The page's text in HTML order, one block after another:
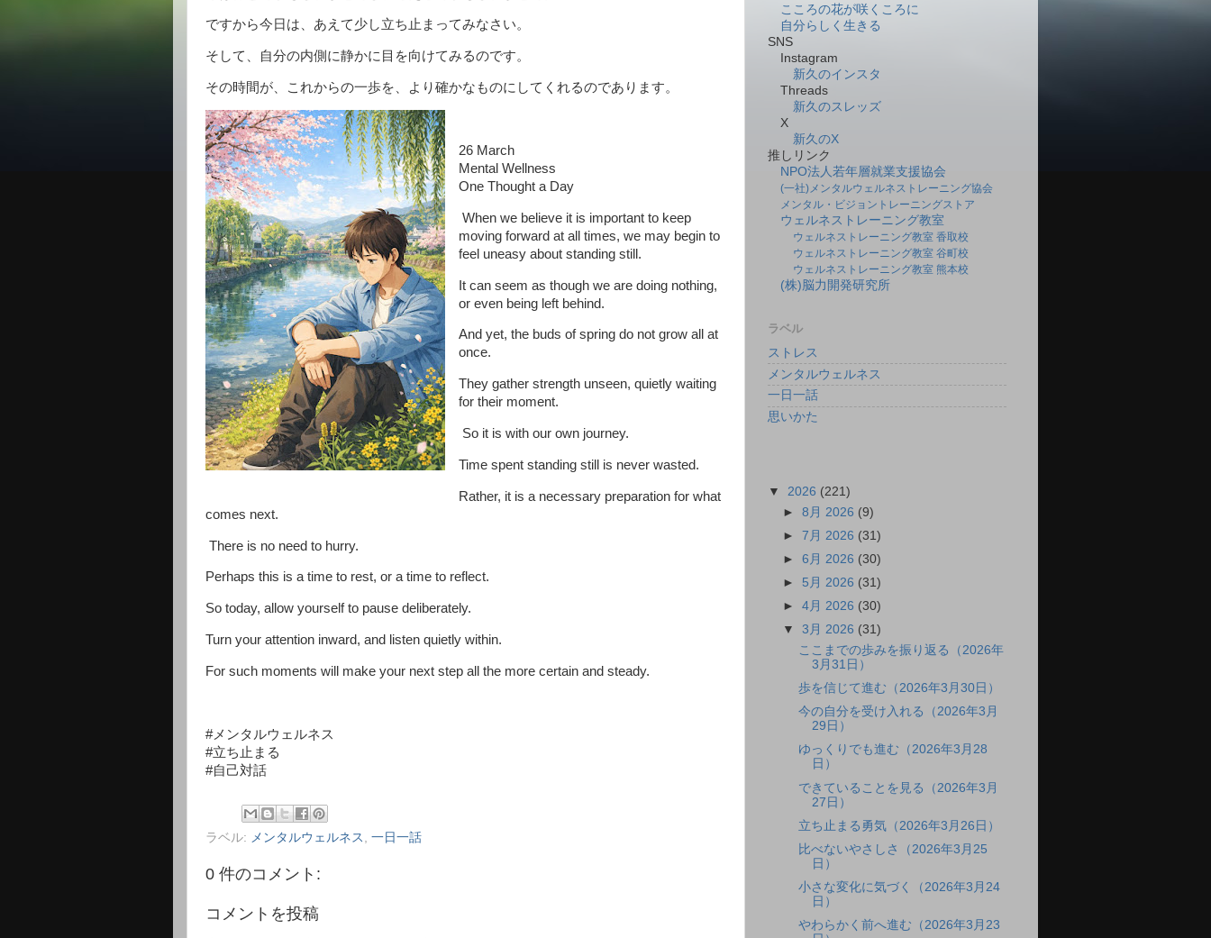
ですから今日は、あえて少し立ち止まってみなさい。
そして、自分の内側に静かに目を向けてみるのです。
その時間が、これからの一歩を、より確かなものにしてくれるのであります。
26 March
Mental Wellness
One Thought a Day
When we believe it is important to keep
moving forward at all times, we may begin to
feel uneasy about standing still.
It can seem as though we are doing nothing,
or even being left behind.
And yet, the buds of spring do not grow all at
once.
They gather strength unseen, quietly waiting
for their moment.
So it is with our own journey.
Time spent standing still is never wasted.
Rather, it is a necessary preparation for what
comes next.
There is no need to hurry.
Perhaps this is a time to rest, or a time to reflect.
So today, allow yourself to pause deliberately.
Turn your attention inward, and listen quietly within.
For such moments will make your next step all the more certain and steady.
#メンタルウェルネス
#立ち止まる
#自己対話
ラベル: メンタルウェルネス 一日一話
0 件のコメント:
コメントを投稿
こころの花が咲くころに
自分らしく生きる
SNS
Instagram
新久のインスタ
Threads
新久のスレッズ
X
新久のX
推しリンク
NPO法人若年層就業支援協会
(一社)メンタルウェルネストレーニング協会
メンタル・ビジョントレーニングストア
ウェルネストレーニング教室
ウェルネストレーニング教室 香取校
ウェルネストレーニング教室 谷町校
ウェルネストレーニング教室 熊本校
(株)脳力開発研究所
ラベル
ストレス
メンタルウェルネス
一日一話
思いかた
▼ 2026 (221)
►8月 2026 (9)
►7月 2026 (31)
►6月 2026 (30)
► 5月 2026 (31)
►4月 2026 (30)
▼3月 2026 (31)
ここまでの歩みを振り返る（2026年
3月31日）
歩を信じて進む（2026年3月30日）
今の自分を受け入れる（2026年3月
29日）
ゆっくりでも進む（2026年3月28
日）
できていることを見る（2026年3月
27日）
立ち止まる勇気（2026年3月26日）
比べないやさしさ（2026年3月25
日）
小さな変化に気づく（2026年3月24
日）
やわらかく前へ進む（2026年3月23